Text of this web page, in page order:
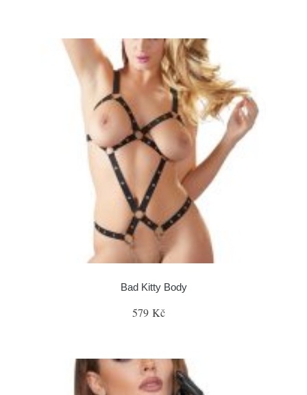
Bad Kitty Body
579 Kč